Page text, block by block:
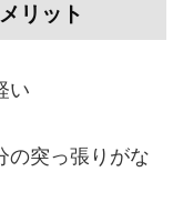
リット
い
突っ張りがな